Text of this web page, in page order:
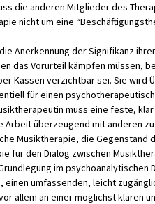
die anderen Mitglieder des
nicht um eine
Anerkennung der Signifikanz
das Vorurteil kämpfen müssen,
Kassen verzichtbar sei. Sie wird
für einen
muss eine feste,
Arbeit überzeugend mit anderen
Musiktherapie, die Gegenstand
für den Dialog zwischen
im psychoanalytischen
umfassenden, leicht
allem an einer möglichst klaren